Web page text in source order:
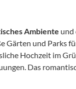
Ambiente und
Gärten und Parks
Hochzeit im
Das